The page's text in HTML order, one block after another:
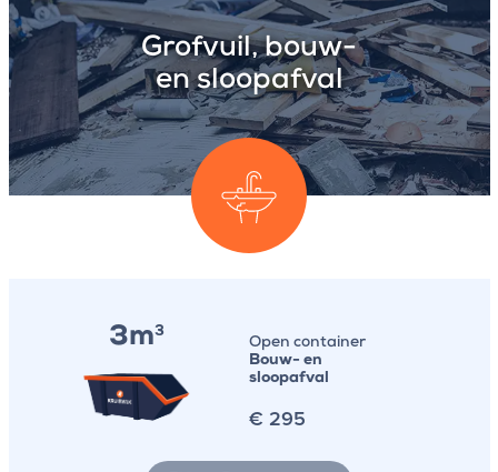
Grofvuil, bouw-
en sloopafval
3m3
Open container
Bouw- en
sloopafval
€ 295